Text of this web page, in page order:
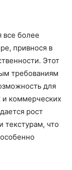
все более
привнося в
Этот
требованиям
для
коммерческих
рост
текстурам, что